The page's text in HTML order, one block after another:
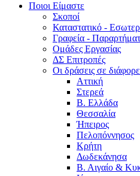
Ποιοι Είμαστε
Σκοποί
Καταστατικό -
Γραφεία -
Ομάδες Εργασίας
ΔΣ Επιτροπές
Οι δράσεις σε
Αττική
Στερεά
Β. Ελλάδα
Θεσσαλία
Ήπειρος
Πελοπόννησος
Κρήτη
Δωδεκάνησα
Β. Αιγαίο &